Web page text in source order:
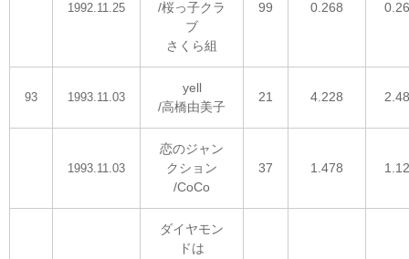
1992.11.25
/桜っ子クラ
ブ
さくら組
99 0.268
93 1993.11.03
yell
/高橋由美子
21 4.228
1993.11.03
恋のジャン
クション
/CoCo
37 1.478
ダイヤモン
ドは